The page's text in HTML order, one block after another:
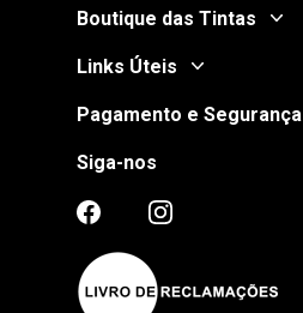
Boutique das Tintas
Links Úteis
Pagamento e Segurança
Siga-nos